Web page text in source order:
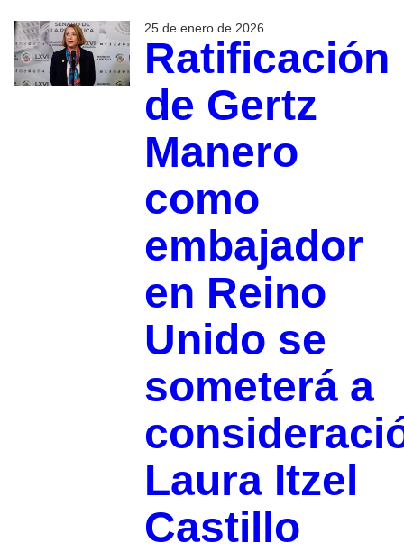
25 de enero de 2026
Ratificación
de Gertz
Manero
como
embajador
en Reino
Unido se
someterá a
Laura Itzel
Castillo